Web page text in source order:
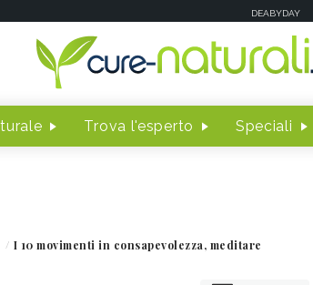
DEABYDAY
Trova l'esperto Speciali
I 10 movimenti in consapevolezza, meditare